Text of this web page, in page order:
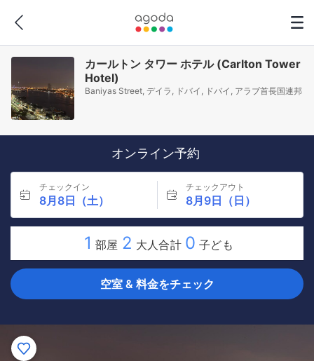
カールトン タワー ホテル (Carlton Tower
Hotel)
Baniyas Street, デイラ, ドバイ, ドバイ, アラブ首長国連邦
オンライン予約
チェックイン
8月8日（土）
チェックアウト
8月9日（日）
1 部屋 2 大人合計 0 子ども
空室 & 料金をチェック